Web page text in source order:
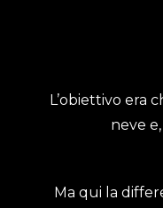
L’obiettivo era
neve
Ma qui la